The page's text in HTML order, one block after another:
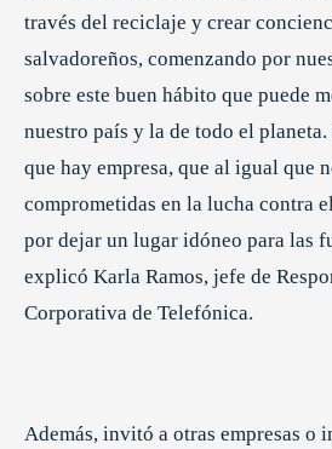
través del reciclaje y crear
salvadoreños, comenzando por
sobre este buen hábito que puede
nuestro país y la de todo el planeta.
que hay empresa, que al igual que
comprometidas en la lucha contra
por dejar un lugar idóneo para las
explicó Karla Ramos, jefe de
Corporativa de Telefónica.
Además, invitó a otras empresas o